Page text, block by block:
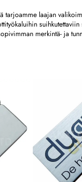
laajan
suihkutettaviin
merkintä- ja